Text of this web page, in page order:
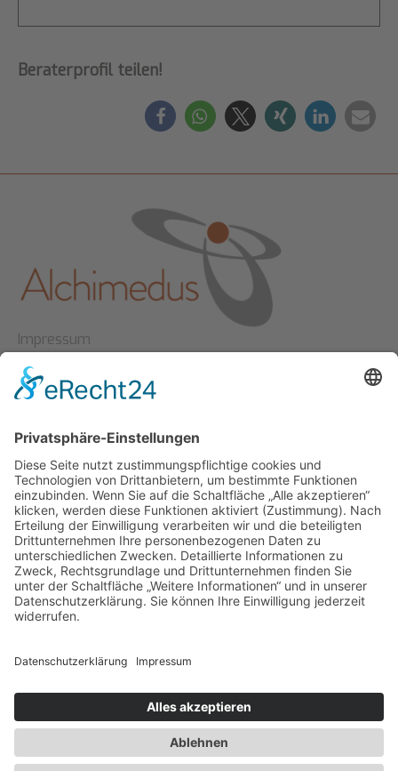
Beraterprofil teilen!
Impressum
Datenschutz
Bildnachweis
Kontakt
Alchimedus Management GmbH
Schlegelstr. 7
90491 Nürnberg
Tel.: +49 – 911 – 95 666 30
Mail: sekretariat@alchimedus.com
Bürozeiten
Montag – Freitag von
09:00 – 13:00 Uhr und